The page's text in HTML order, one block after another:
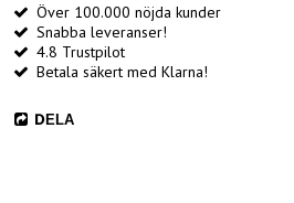
Över 100.000 nöjda kunder
Snabba leveranser!
4.8 Trustpilot
Betala säkert med Klarna!
DELA